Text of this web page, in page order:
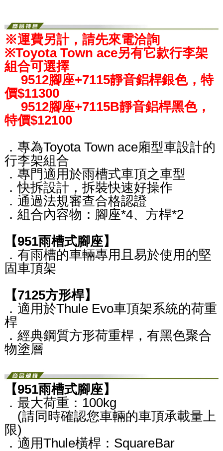
※運費另計，請先來電洽詢
※Toyota Town ace另有它款行李架
組合可選擇
9512腳座+7115靜音鋁桿銀色，特
價$11300
9512腳座+7115B靜音鋁桿黑色，
特價$12100
．專為Toyota Town ace廂型車設計的
行李架組合
．專門適用於雨槽式車頂之車型
．快拆設計，拆裝快速好操作
．通過法規審查合格認證
．組合內容物：腳座*4、方桿*2
【951雨槽式腳座】
．有雨槽的車輛專用且易於使用的堅
固車頂架
【7125方形桿】
．適用於Thule Evo車頂架系統的荷重
桿
．經典鋼質方形荷重桿，有黑色聚合
物塗層
【951雨槽式腳座】
．最大荷重：100kg​
(請同時確認您車輛的車頂承載量上
限)
．適用Thule橫桿：SquareBar